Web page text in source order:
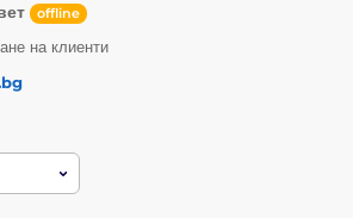
offline
на клиенти